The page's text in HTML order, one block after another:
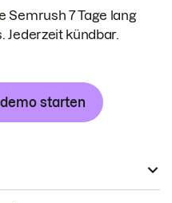
Semrush 7 Tage lang
Jederzeit kündbar.
starten